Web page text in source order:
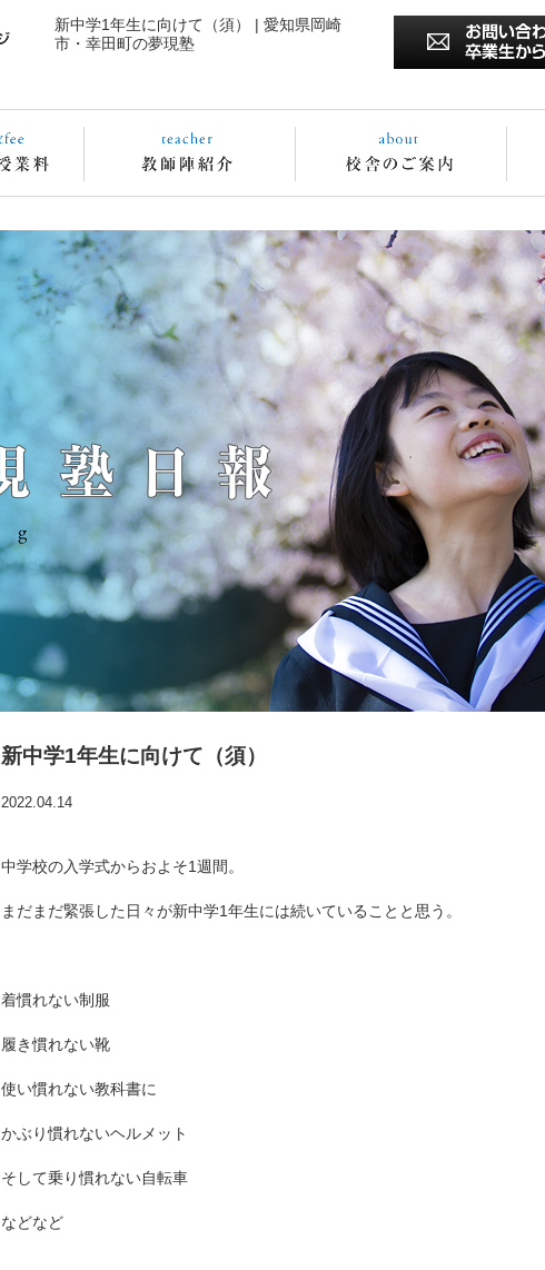
新中学1年生に向けて（須） | 愛知県岡崎
市・幸田町の夢現塾
新中学1年生に向けて（須）
2022.04.14
中学校の入学式からおよそ1週間。
まだまだ緊張した日々が新中学1年生には続いていることと思う。
着慣れない制服
履き慣れない靴
使い慣れない教科書に
かぶり慣れないヘルメット
そして乗り慣れない自転車
などなど